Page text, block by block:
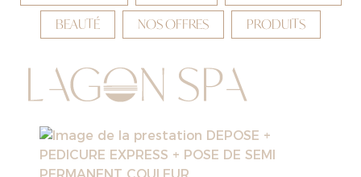
BEAUTÉ
NOS OFFRES PRODUITS